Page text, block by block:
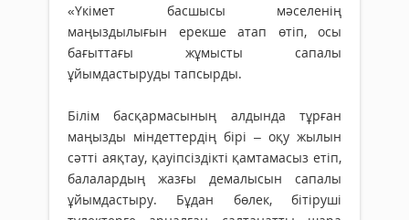
«Үкімет басшысы мәселенің
маңыздылығын ерекше атап өтіп, осы
бағыттағы жұмысты сапалы
ұйымдастыруды тапсырды.
Білім басқармасының алдында тұрған
маңызды міндеттердің бірі – оқу жылын
сәтті аяқтау, қауіпсіздікті қамтамасыз етіп,
балалардың жазғы демалысын сапалы
ұйымдастыру. Бұдан бөлек, бітіруші